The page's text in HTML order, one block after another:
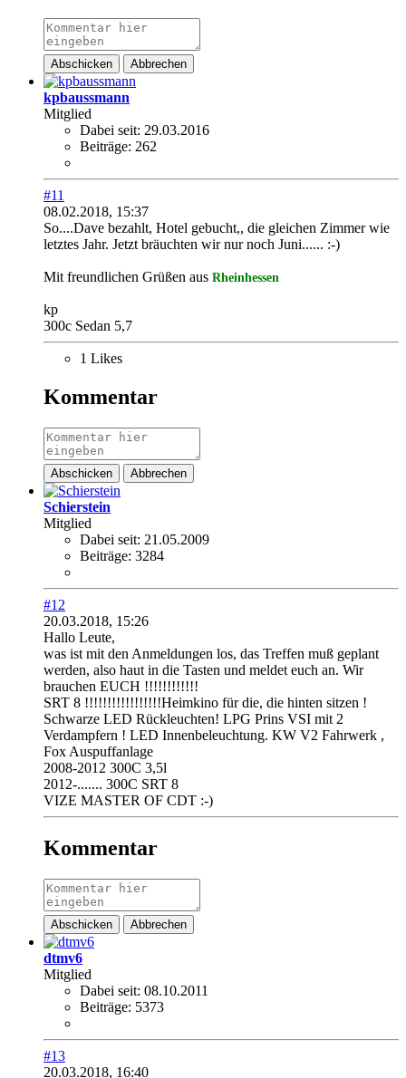
Abschicken Abbrechen
kpbaussmann
Mitglied
Dabei seit: 29.03.2016
Beiträge: 262
#11
08.02.2018, 15:37
So....Dave bezahlt, Hotel gebucht,, die gleichen Zimmer wie
letztes Jahr. Jetzt bräuchten wir nur noch Juni...... :-)
Mit freundlichen Grüßen aus Rheinhessen
kp
300c Sedan 5,7
1 Likes
Kommentar
Abschicken Abbrechen
Schierstein
Mitglied
Dabei seit: 21.05.2009
Beiträge: 3284
#12
20.03.2018, 15:26
Hallo Leute,
was ist mit den Anmeldungen los, das Treffen muß geplant
werden, also haut in die Tasten und meldet euch an. Wir
brauchen EUCH !!!!!!!!!!!!
SRT 8 !!!!!!!!!!!!!!!!!Heimkino für die, die hinten sitzen !
Schwarze LED Rückleuchten! LPG Prins VSI mit 2
Verdampfern ! LED Innenbeleuchtung. KW V2 Fahrwerk ,
Fox Auspuffanlage
2008-2012 300C 3,5l
2012-....... 300C SRT 8
VIZE MASTER OF CDT :-)
Kommentar
Abschicken Abbrechen
dtmv6
Mitglied
Dabei seit: 08.10.2011
Beiträge: 5373
#13
20.03.2018, 16:40